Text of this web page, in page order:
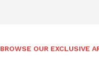
BROWSE OUR EXCLUSIVE